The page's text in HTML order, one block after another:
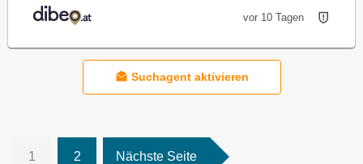
vor 10 Tagen
Suchagent aktivieren
1 2 Nächste Seite